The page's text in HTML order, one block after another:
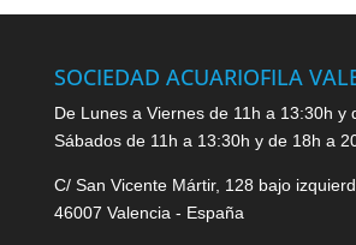
SOCIEDAD ACUARIOFILA
De Lunes a Viernes de 11h a 13:30h y
Sábados de 11h a 13:30h y de 18h a
C/ San Vicente Mártir, 128 bajo
46007 Valencia - España